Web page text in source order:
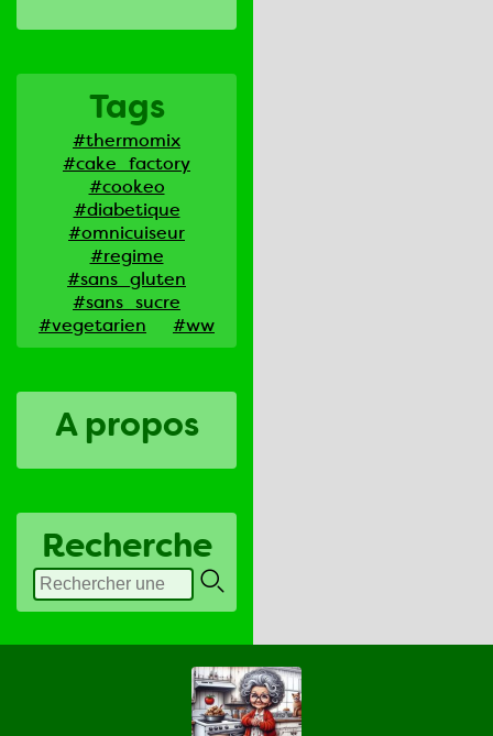
Tags
#thermomix
#cake_factory
#cookeo
#diabetique
#omnicuiseur
#regime
#sans_gluten
#sans_sucre
#vegetarien
#ww
A propos
Recherche